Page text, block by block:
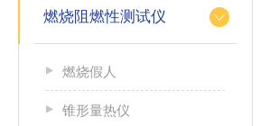
燃烧阻燃性测试仪
燃烧假人
锥形量热仪